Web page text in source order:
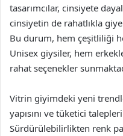
tasarımcılar, cinsiyete
cinsiyetin de rahatlıkla
Bu durum, hem çeşitliliği
Unisex giysiler, hem
rahat seçenekler
Vitrin giyimdeki yeni
yapısını ve tüketici
Sürdürülebilirlikten renk